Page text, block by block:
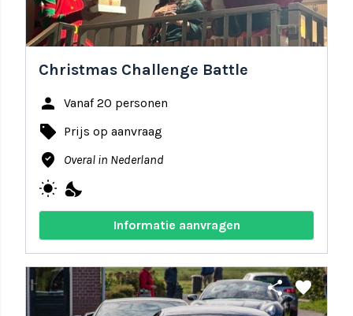
Christmas Challenge Battle
person Vanaf 20 personen
local_offer Prijs op aanvraag
where_to_vote Overal in Nederland
wb_sunny nights_stay
Informatie aanvragen
share favorite